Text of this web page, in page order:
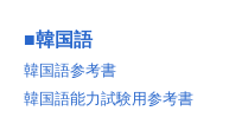
■韓国語
韓国語参考書
韓国語能力試験用参考書